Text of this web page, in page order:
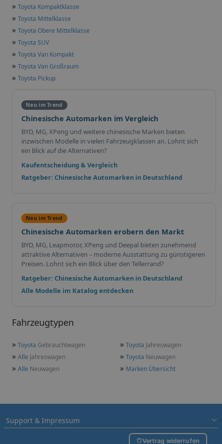
» Toyota Kompaktklasse
» Toyota Mittelklasse
» Toyota Obere Mittelklasse
» Toyota SUV
» Toyota Van Kompakt
» Toyota Van Großraum
» Toyota Pickup
Neu im Trend
Chinesische Automarken im Vergleich
BYD, MG, XPeng und weitere chinesische Marken bieten
inzwischen Modelle in vielen Fahrzeugklassen an. Lohnt sich
ein Blick auf die Alternativen?
Kaufentscheidung & Vergleich
Ratgeber: Chinesische Automarken in Deutschland
Neu im Trend
Chinesische Automarken erobern den Markt
BYD, MG, Leapmotor, XPeng und Deepal bieten zunehmend
attraktive Alternativen – moderne Ausstattung zu günstigeren
Preisen. Lohnt sich ein Blick über den Tellerrand?
Ratgeber: Chinesische Automarken in Deutschland
Alle Modelle im Katalog entdecken
Fahrzeugtypen
» Toyota Gebrauchtwagen » Toyota Jahreswagen
» Alle Jahreswagen » Toyota Neuwagen
» Alle Neuwagen » Marken Übersicht
Support & Impressum
Vertrag widerrufen